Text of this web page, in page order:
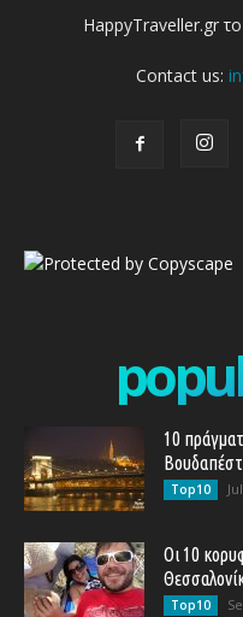
HappyTraveller.gr
Contact us:
10
Top10
Οι 10
Top10